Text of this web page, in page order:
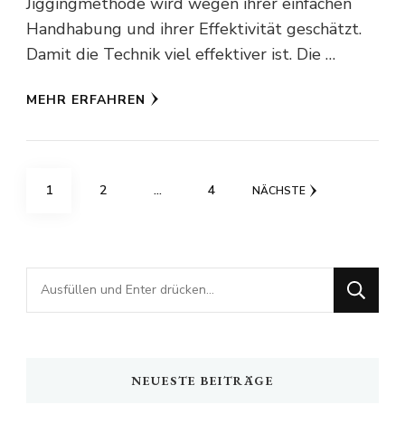
Handhabung und ihrer Effektivität geschätzt.
Damit die Technik viel effektiver ist. Die …
MEHR ERFAHREN
Seitennummerierung
SEITE
1 SEITE
2 … SEITE
4 NÄCHSTE
Suchst
du
NEUESTE BEITRÄGE